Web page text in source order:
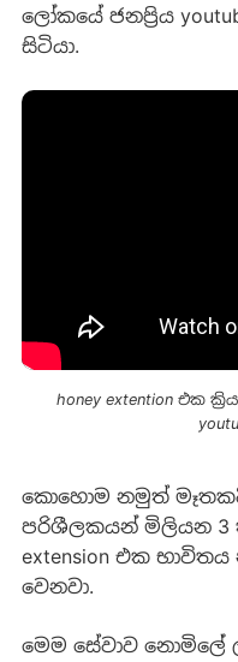
ලෝකයේ ජනප්‍රිය
සිටියා.
honey extention එක
කොහොම නමුත්
පරිශීලකයන් මිලියන 3
extension එක
වෙනවා.
මෙම සේවාව නොමිලේ